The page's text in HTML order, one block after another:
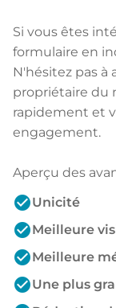
Si vous êtes
formulaire en
N'hésitez pas à
propriétaire du
rapidement et
engagement.
Aperçu des
check_circleUnicité
check_circleMeilleure
check_circleMeilleure
check_circleUne plus